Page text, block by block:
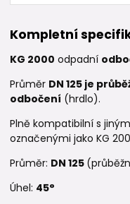
Kompletní
KG 2000 odpadní
Průměr DN 125 je
odbočení (hrdlo).
Plně kompatibilní s
označenými jako KG
Průměr: DN 125
Úhel: 45°